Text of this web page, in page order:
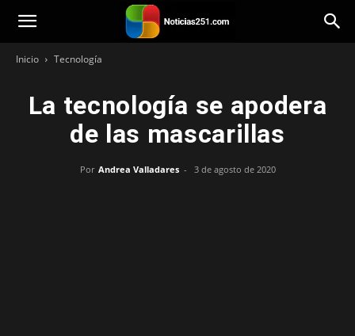
Noticias251
Inicio Tecnología
La tecnología se apodera
de las mascarillas
Por Andrea Valladares - 3 de agosto de 2020